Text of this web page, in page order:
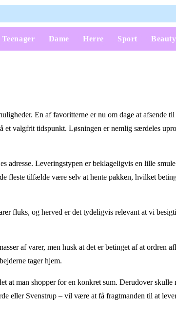
Teenager Dame Herre Sport Beauty
En af favoritterne er nu om dage at afsende til
et valgfrit tidspunkt. Løsningen er nemlig særdeles
adresse. Leveringstypen er beklageligvis en lille
fleste tilfælde være selv at hente pakken, hvilket
fluks, og herved er det tydeligvis relevant at vi
af varer, men husk at det er betinget af at ordren
tager hjem.
at man shopper for en konkret sum. Derudover skulle
eller Svenstrup – vil være at få fragtmanden til at